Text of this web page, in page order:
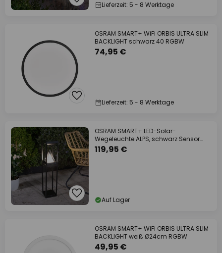
Lieferzeit: 5 - 8 Werktage
OSRAM SMART+ WiFi ORBIS ULTRA SLIM
BACKLIGHT schwarz 40 RGBW
74,95 €
Lieferzeit: 5 - 8 Werktage
OSRAM SMART+ LED-Solar-
Wegeleuchte ALPS, schwarz Sensor
IP44
119,95 €
Auf Lager
OSRAM SMART+ WiFi ORBIS ULTRA SLIM
BACKLIGHT weiß Ø24cm RGBW
49,95 €